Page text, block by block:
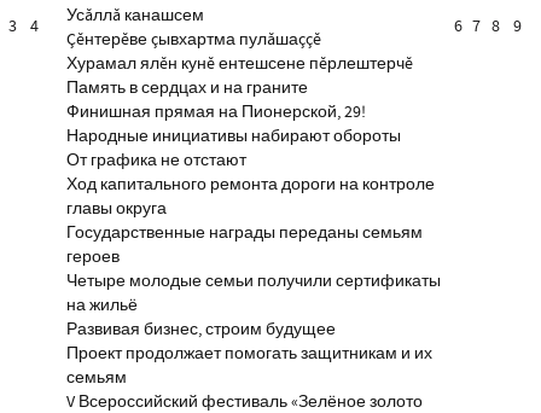
3 4
Усăллă канашсем
Çĕнтерĕве çывхартма пулăшаççĕ
Хурамал ялĕн кунĕ ентешсене пĕрлештерчĕ
Память в сердцах и на граните
Финишная прямая на Пионерской, 29!
Народные инициативы набирают обороты
От графика не отстают
Ход капитального ремонта дороги на контроле
главы округа
Государственные награды переданы семьям
героев
Четыре молодые семьи получили сертификаты
на жильё
Развивая бизнес, строим будущее
Проект продолжает помогать защитникам и их
семьям
V Всероссийский фестиваль «Зелёное золото
6 7 8 9